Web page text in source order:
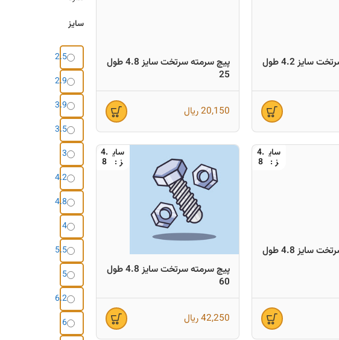
پیچ سرمته سرتخت سایز 4.2 طول
پیچ سرمته سرتخت سایز 4.8 طول
25
20,150ریال
4.
8
پیچ سرمته سرتخت سایز 4.8 طول
4.
8
پیچ سرمته سرتخت سایز 4.8 طول
60
42,250ریال
سایز
2.5
2.9
3.9
3.5
3
4.2
4.8
4
5.5
5
6.2
6